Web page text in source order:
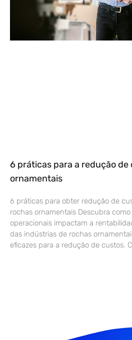
6 práticas para a redução
ornamentais
6 práticas para obter redução de
rochas ornamentais Descubra
operacionais impactam a
das indústrias de rochas
eficazes para a redução de custos.